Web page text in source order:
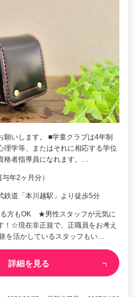
願いします。 ■学童クラブは4年制
理学等、またはそれに相応する学位
格者指導員になれます。…
年2ヶ月分）
鉄道「本川越駅」より徒歩5分
る方もOK ★男性スタッフが元気に
！☆現在非正規で、正職員をお考え
を活かしているスタッフもい…
詳細を見る